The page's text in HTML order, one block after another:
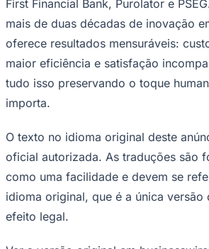
São Paulo
First Financial Bank, Purolator e
mais de duas décadas de inovação
oferece resultados mensuráveis:
maior eficiência e satisfação
tudo isso preservando o toque
importa.
O texto no idioma original deste
oficial autorizada. As traduções são
como uma facilidade e devem se
idioma original, que é a única versão
efeito legal.